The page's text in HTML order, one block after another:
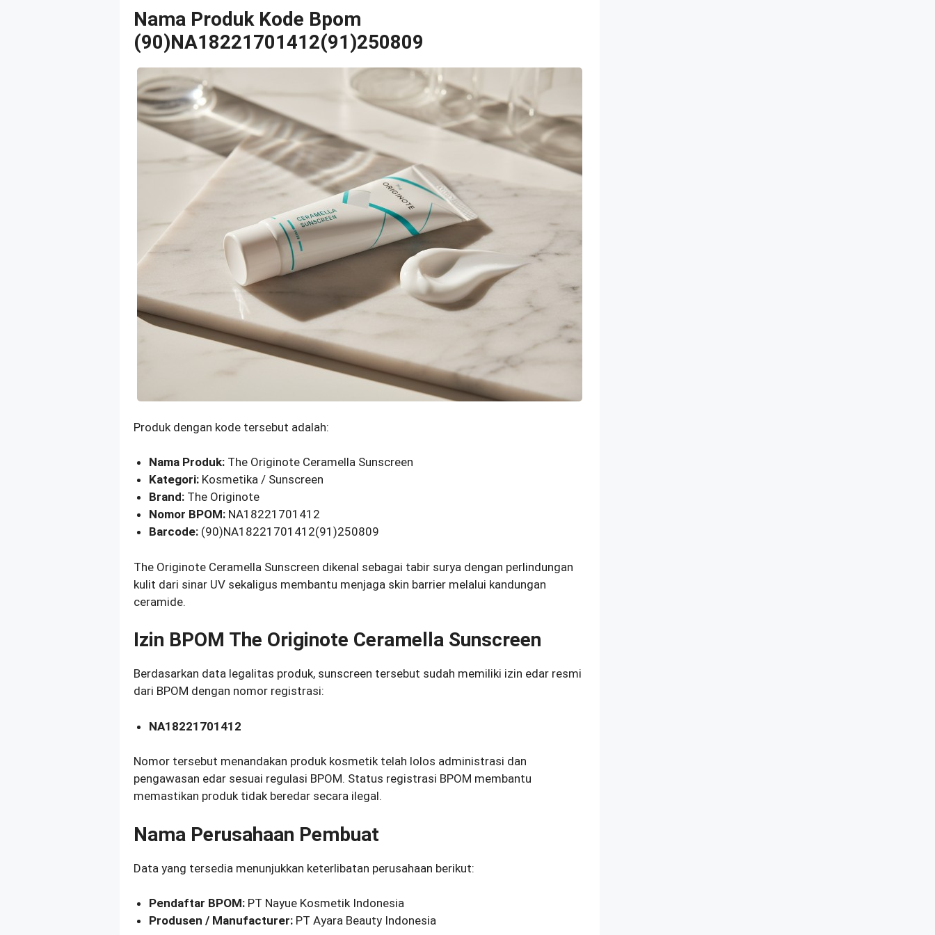
Nama Produk Kode Bpom
(90)NA18221701412(91)250809
Produk dengan kode tersebut adalah:
Nama Produk: The Originote Ceramella Sunscreen
Kategori: Kosmetika / Sunscreen
Brand: The Originote
Nomor BPOM: NA18221701412
Barcode: (90)NA18221701412(91)250809
The Originote Ceramella Sunscreen dikenal sebagai tabir surya dengan perlindungan
kulit dari sinar UV sekaligus membantu menjaga skin barrier melalui kandungan
ceramide.
Izin BPOM The Originote Ceramella Sunscreen
Berdasarkan data legalitas produk, sunscreen tersebut sudah memiliki izin edar resmi
dari BPOM dengan nomor registrasi:
NA18221701412
Nomor tersebut menandakan produk kosmetik telah lolos administrasi dan
pengawasan edar sesuai regulasi BPOM. Status registrasi BPOM membantu
memastikan produk tidak beredar secara ilegal.
Nama Perusahaan Pembuat
Data yang tersedia menunjukkan keterlibatan perusahaan berikut:
Pendaftar BPOM: PT Nayue Kosmetik Indonesia
Produsen / Manufacturer: PT Ayara Beauty Indonesia